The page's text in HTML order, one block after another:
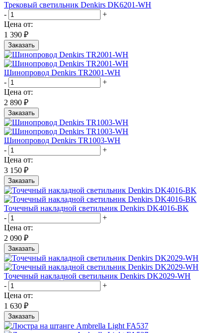
Трековый светильник Denkirs DK6201-WH
-
+
Цена от:
1 390 ₽
Заказать
Шинопровод Denkirs TR2001-WH
-
+
Цена от:
2 890 ₽
Заказать
Шинопровод Denkirs TR1003-WH
-
+
Цена от:
3 150 ₽
Заказать
Точечный накладной светильник Denkirs DK4016-BK
-
+
Цена от:
2 090 ₽
Заказать
Точечный накладной светильник Denkirs DK2029-WH
-
+
Цена от:
1 630 ₽
Заказать